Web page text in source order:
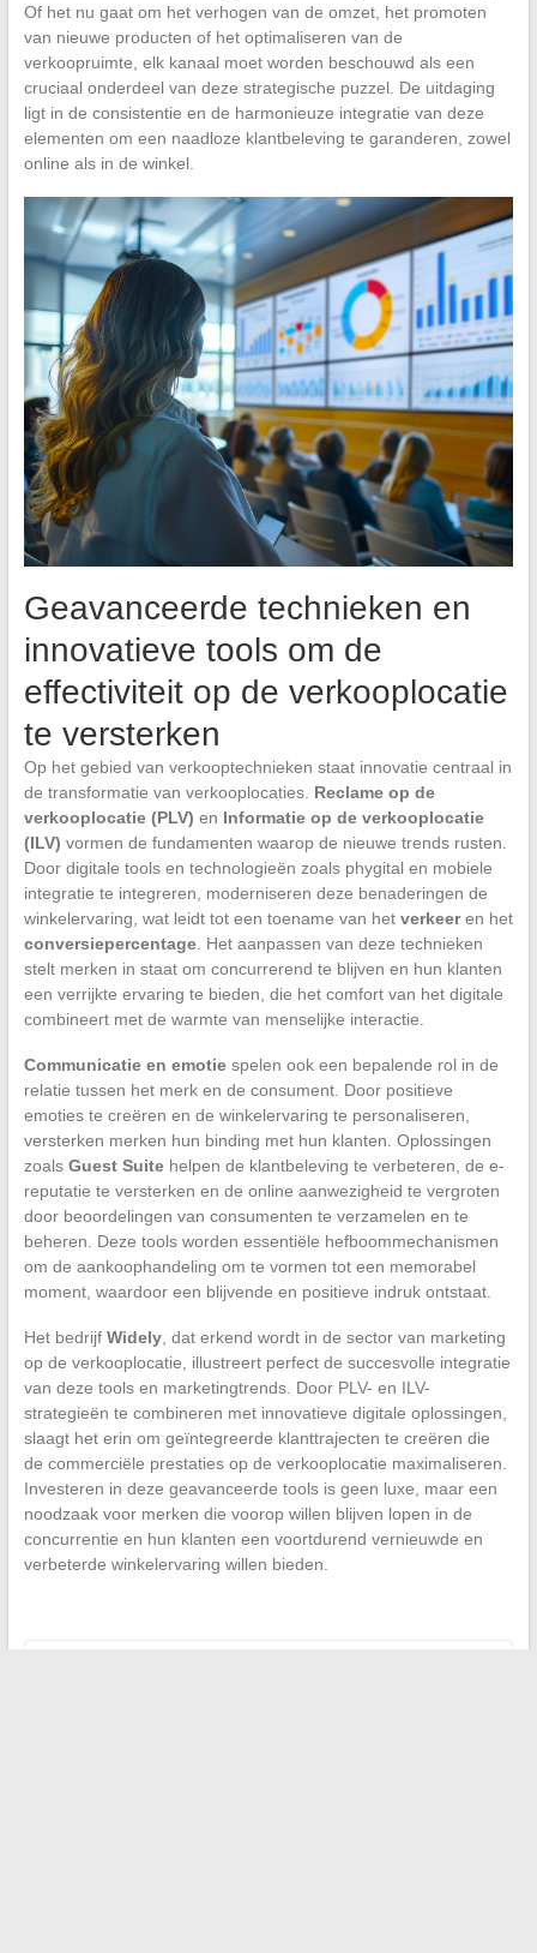
Of het nu gaat om het verhogen van de omzet, het promoten
van nieuwe producten of het optimaliseren van de
verkoopruimte, elk kanaal moet worden beschouwd als een
cruciaal onderdeel van deze strategische puzzel. De uitdaging
ligt in de consistentie en de harmonieuze integratie van deze
elementen om een naadloze klantbeleving te garanderen, zowel
online als in de winkel.
Geavanceerde technieken en
innovatieve tools om de
effectiviteit op de verkooplocatie
te versterken
Op het gebied van verkooptechnieken staat innovatie centraal in
de transformatie van verkooplocaties. Reclame op de
verkooplocatie (PLV) en Informatie op de verkooplocatie
(ILV) vormen de fundamenten waarop de nieuwe trends rusten.
Door digitale tools en technologieën zoals phygital en mobiele
integratie te integreren, moderniseren deze benaderingen de
winkelervaring, wat leidt tot een toename van het verkeeren het
conversiepercentage. Het aanpassen van deze technieken
stelt merken in staat om concurrerend te blijven en hun klanten
een verrijkte ervaring te bieden, die het comfort van het digitale
combineert met de warmte van menselijke interactie.
Communicatie en emotiespelen ook een bepalende rol in de
relatie tussen het merk en de consument. Door positieve
emoties te creëren en de winkelervaring te personaliseren,
versterken merken hun binding met hun klanten. Oplossingen
zoals Guest Suitehelpen de klantbeleving te verbeteren, de e-
reputatie te versterken en de online aanwezigheid te vergroten
door beoordelingen van consumenten te verzamelen en te
beheren. Deze tools worden essentiële hefboommechanismen
om de aankoophandeling om te vormen tot een memorabel
moment, waardoor een blijvende en positieve indruk ontstaat.
Het bedrijf Widely, dat erkend wordt in de sector van marketing
op de verkooplocatie, illustreert perfect de succesvolle integratie
van deze tools en marketingtrends. Door PLV- en ILV-
strategieën te combineren met innovatieve digitale oplossingen,
slaagt het erin om geïntegreerde klanttrajecten te creëren die
de commerciële prestaties op de verkooplocatie maximaliseren.
Investeren in deze geavanceerde tools is geen luxe, maar een
noodzaak voor merken die voorop willen blijven lopen in de
concurrentie en hun klanten een voortdurend vernieuwde en
verbeterde winkelervaring willen bieden.